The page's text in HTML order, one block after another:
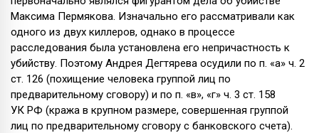
Максима Пермякова. Изначально его рассматривали как
одного из двух киллеров, однако в процессе
расследования была установлена его непричастность к
убийству. Поэтому Андрея Дегтярева осудили по п. «а» ч. 2
ст. 126 (похищение человека группой лиц по
предварительному сговору) и по п. «в», «г» ч. 3 ст. 158
УК РФ (кража в крупном размере, совершенная группой
лиц по предварительному сговору с банковского счета).